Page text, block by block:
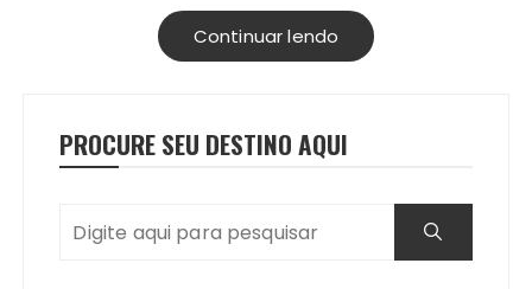
Continuar lendo
PROCURE SEU DESTINO AQUI